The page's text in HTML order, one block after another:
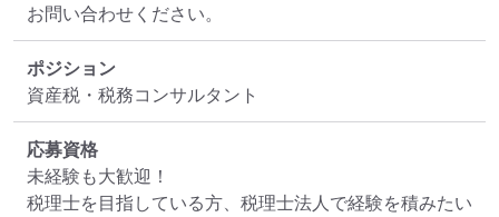
お問い合わせください。
ポジション
資産税・税務コンサルタント
応募資格
未経験も大歓迎！
税理士を目指している方、税理士法人で経験を積みたい